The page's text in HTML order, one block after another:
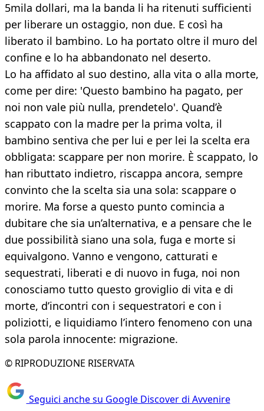
5mila dollari, ma la banda li ha ritenuti sufficienti
per liberare un ostaggio, non due. E così ha
liberato il bambino. Lo ha portato oltre il muro del
confine e lo ha abbandonato nel deserto.
Lo ha affidato al suo destino, alla vita o alla morte,
come per dire: 'Questo bambino ha pagato, per
noi non vale più nulla, prendetelo'. Quand’è
scappato con la madre per la prima volta, il
bambino sentiva che per lui e per lei la scelta era
obbligata: scappare per non morire. È scappato, lo
han ributtato indietro, riscappa ancora, sempre
convinto che la scelta sia una sola: scappare o
morire. Ma forse a questo punto comincia a
dubitare che sia un’alternativa, e a pensare che le
due possibilità siano una sola, fuga e morte si
equivalgono. Vanno e vengono, catturati e
sequestrati, liberati e di nuovo in fuga, noi non
conosciamo tutto questo groviglio di vita e di
morte, d’incontri con i sequestratori e con i
poliziotti, e liquidiamo l’intero fenomeno con una
sola parola innocente: migrazione.
© RIPRODUZIONE RISERVATA
Seguici anche su Google Discover di Avvenire